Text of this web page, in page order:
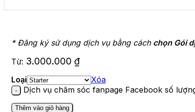
* Đăng ký sử dụng dịch vụ bằng cách chọn Gói
Từ: 3.000.000 ₫
Loại
Xóa
Dịch vụ chăm sóc fanpage Facebook số
Thêm vào giỏ hàng